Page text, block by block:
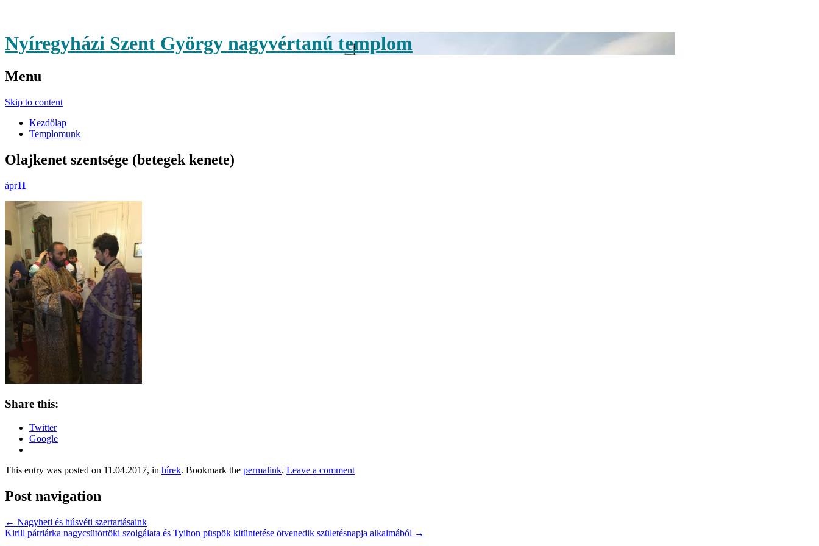
Nyíregyházi Szent György nagyvértanú templom
Menu
Skip to content
Kezdőlap
Templomunk
Olajkenet szentsége (betegek kenete)
ápr11
Share this:
Twitter
Google
This entry was posted on 11.04.2017, in hírek. Bookmark the permalink. Leave a comment
Post navigation
← Nagyheti és húsvéti szertartásaink
Kirill pátriárka nagycsütörtöki szolgálata és Tyihon püspök kitüntetése ötvenedik születésnapja alkalmából →